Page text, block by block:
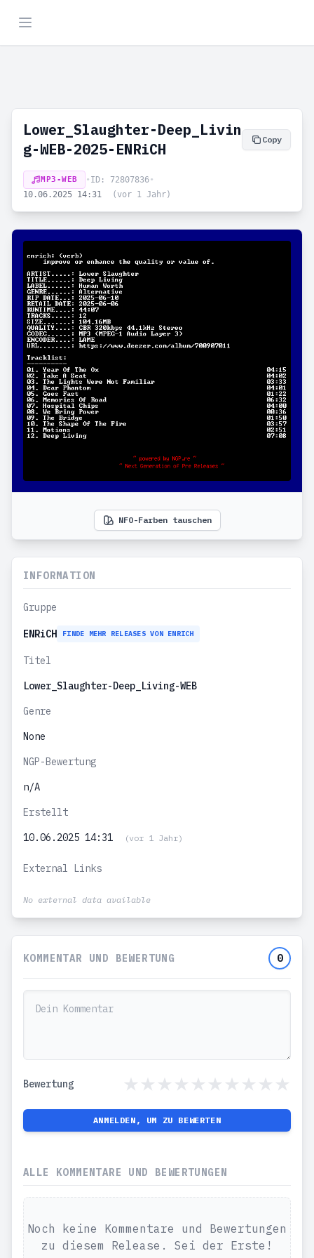
Lower_Slaughter-Deep_Livin
g-WEB-2025-ENRiCH
Copy
MP3-WEB • ID: 72807836•
10.06.2025 14:31
(vor 1 Jahr)
NFO-Farben tauschen
INFORMATION
Gruppe
ENRiCH FINDE MEHR RELEASES VON ENRICH
Titel
Lower_Slaughter-Deep_Living-WEB
Genre
None
NGP-Bewertung
n/A
Erstellt
10.06.2025 14:31
(vor 1 Jahr)
External Links
No external data available
KOMMENTAR UND BEWERTUNG 0
Bewertung
ANMELDEN, UM ZU BEWERTEN
ALLE KOMMENTARE UND BEWERTUNGEN
Noch keine Kommentare und Bewertungen
zu diesem Release. Sei der Erste!